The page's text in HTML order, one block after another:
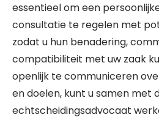
essentieel om een
consultatie te regelen met
zodat u hun benadering,
compatibiliteit met uw zaak
openlijk te communiceren
en doelen, kunt u samen met
echtscheidingsadvocaat